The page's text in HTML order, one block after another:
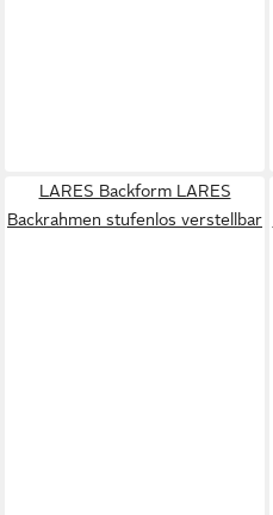
LARES Backform LARES
Backrahmen stufenlos verstellbar